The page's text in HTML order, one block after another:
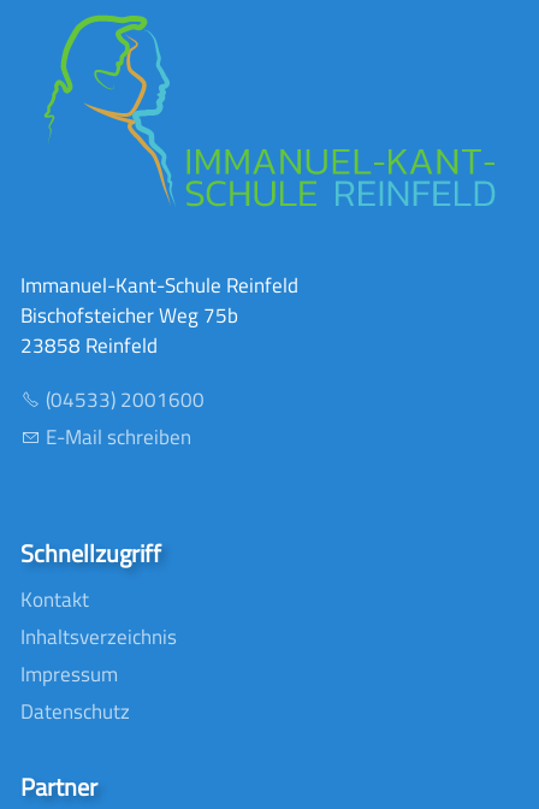
Immanuel-Kant-Schule Reinfeld
Bischofsteicher Weg 75b
23858 Reinfeld
(04533) 2001600
E-Mail schreiben
Schnellzugriff
Kontakt
Inhaltsverzeichnis
Impressum
Datenschutz
Partner